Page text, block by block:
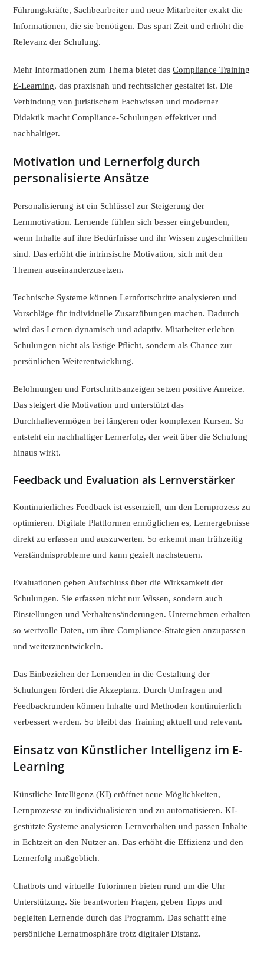
Führungskräfte, Sachbearbeiter und neue Mitarbeiter exakt die
Informationen, die sie benötigen. Das spart Zeit und erhöht die
Relevanz der Schulung.
Mehr Informationen zum Thema bietet dasCompliance Training
E-Learning, das praxisnah und rechtssicher gestaltet ist. Die
Verbindung von juristischem Fachwissen und moderner
Didaktik macht Compliance-Schulungen effektiver und
nachhaltiger.
Motivation und Lernerfolg durch
personalisierte Ansätze
Personalisierung ist ein Schlüssel zur Steigerung der
Lernmotivation. Lernende fühlen sich besser eingebunden,
wenn Inhalte auf ihre Bedürfnisse und ihr Wissen zugeschnitten
sind. Das erhöht die intrinsische Motivation, sich mit den
Themen auseinanderzusetzen.
Technische Systeme können Lernfortschritte analysieren und
Vorschläge für individuelle Zusatzübungen machen. Dadurch
wird das Lernen dynamisch und adaptiv. Mitarbeiter erleben
Schulungen nicht als lästige Pflicht, sondern als Chance zur
persönlichen Weiterentwicklung.
Belohnungen und Fortschrittsanzeigen setzen positive Anreize.
Das steigert die Motivation und unterstützt das
Durchhaltevermögen bei längeren oder komplexen Kursen. So
entsteht ein nachhaltiger Lernerfolg, der weit über die Schulung
hinaus wirkt.
Feedback und Evaluation als Lernverstärker
Kontinuierliches Feedback ist essenziell, um den Lernprozess zu
optimieren. Digitale Plattformen ermöglichen es, Lernergebnisse
direkt zu erfassen und auszuwerten. So erkennt man frühzeitig
Verständnisprobleme und kann gezielt nachsteuern.
Evaluationen geben Aufschluss über die Wirksamkeit der
Schulungen. Sie erfassen nicht nur Wissen, sondern auch
Einstellungen und Verhaltensänderungen. Unternehmen erhalten
so wertvolle Daten, um ihre Compliance-Strategien anzupassen
und weiterzuentwickeln.
Das Einbeziehen der Lernenden in die Gestaltung der
Schulungen fördert die Akzeptanz. Durch Umfragen und
Feedbackrunden können Inhalte und Methoden kontinuierlich
verbessert werden. So bleibt das Training aktuell und relevant.
Einsatz von Künstlicher Intelligenz im E-
Learning
Künstliche Intelligenz (KI) eröffnet neue Möglichkeiten,
Lernprozesse zu individualisieren und zu automatisieren. KI-
gestützte Systeme analysieren Lernverhalten und passen Inhalte
in Echtzeit an den Nutzer an. Das erhöht die Effizienz und den
Lernerfolg maßgeblich.
Chatbots und virtuelle Tutorinnen bieten rund um die Uhr
Unterstützung. Sie beantworten Fragen, geben Tipps und
begleiten Lernende durch das Programm. Das schafft eine
persönliche Lernatmosphäre trotz digitaler Distanz.